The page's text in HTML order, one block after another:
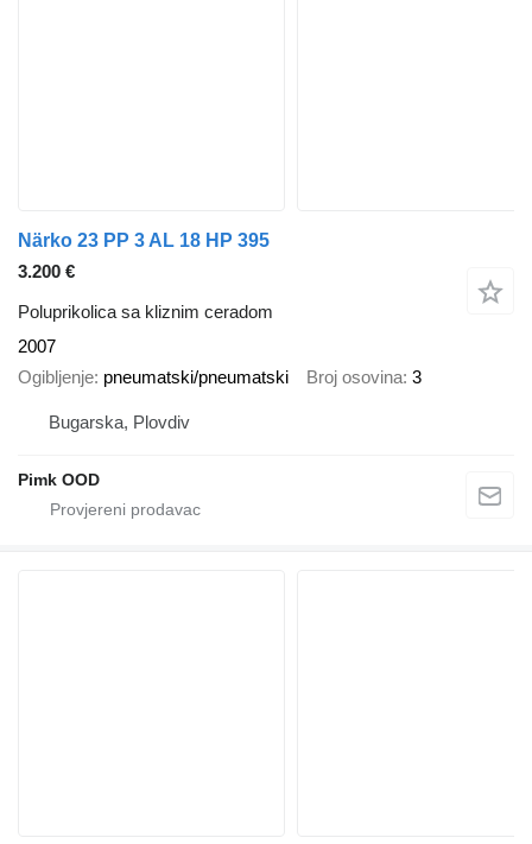
Närko 23 PP 3 AL 18 HP 395
3.200 €
Poluprikolica sa kliznim ceradom
2007
Ogibljenje pneumatski/pneumatski Broj osovina 3
Bugarska, Plovdiv
Pimk OOD